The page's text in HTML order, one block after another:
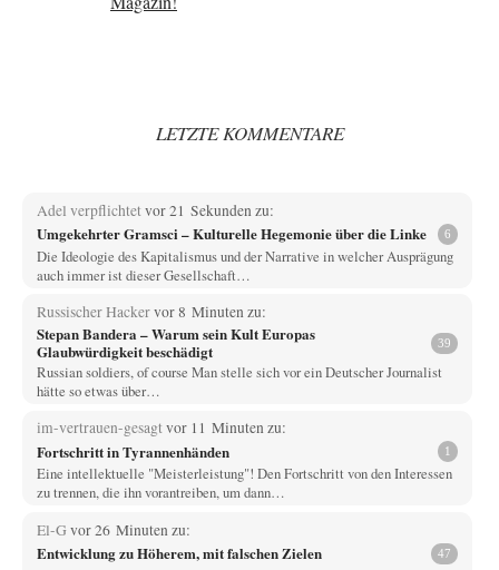
LETZTE KOMMENTARE
Adel verpflichtetvor 21 Sekunden zu:
Umgekehrter Gramsci – Kulturelle Hegemonie über die Linke 6
Die Ideologie des Kapitalismus und der Narrative in welcher Ausprägung
auch immer ist dieser Gesellschaft…
Russischer Hackervor 8 Minuten zu:
Stepan Bandera – Warum sein Kult Europas
Glaubwürdigkeit beschädigt
39
Russian soldiers, of course Man stelle sich vor ein Deutscher Journalist
hätte so etwas über…
im-vertrauen-gesagtvor 11 Minuten zu:
Fortschritt in Tyrannenhänden 1
Eine intellektuelle "Meisterleistung"! Den Fortschritt von den Interessen
zu trennen, die ihn vorantreiben, um dann…
El-Gvor 26 Minuten zu:
Entwicklung zu Höherem, mit falschen Zielen 47